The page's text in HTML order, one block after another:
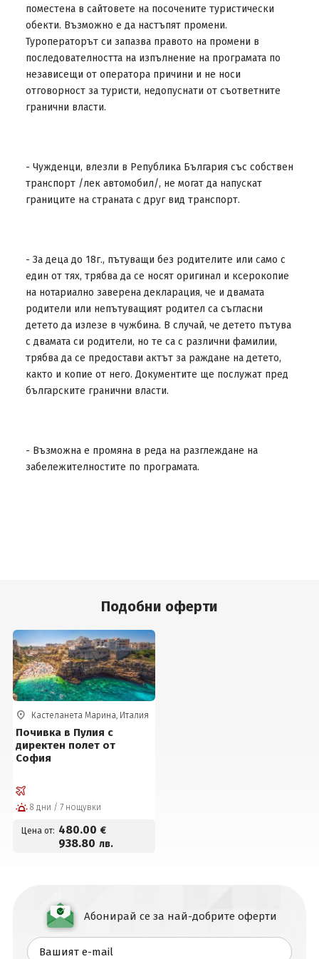
поместена в сайтовете на посочените туристически
обекти. Възможно е да настъпят промени.
Туроператорът си запазва правото на промени в
последователността на изпълнение на програмата по
независещи от оператора причини и не носи
отговорност за туристи, недопуснати от съответните
гранични власти.
- Чужденци, влезли в Република България със собствен
транспорт /лек автомобил/, не могат да напускат
границите на страната с друг вид транспорт.
- За деца до 18г., пътуващи без родителите или само с
един от тях, трябва да се носят оригинал и ксерокопие
на нотариално заверена декларация, че и двамата
родители или непътуващият родител са съгласни
детето да излезе в чужбина. В случай, че детето пътува
с двамата си родители, но те са с различни фамилии,
трябва да се предостави актът за раждане на детето,
както и копие от него. Документите ще послужат пред
българските гранични власти.
- Възможна е промяна в реда на разглеждане на
забележителностите по програмата.
Подобни оферти
Кастеланета Марина, Италия
Почивка в Пулия с
директен полет от
София
8 дни / 7 нощувки
Цена от: 480.00 €
938.80 лв.
Абонирай се за най-добрите оферти